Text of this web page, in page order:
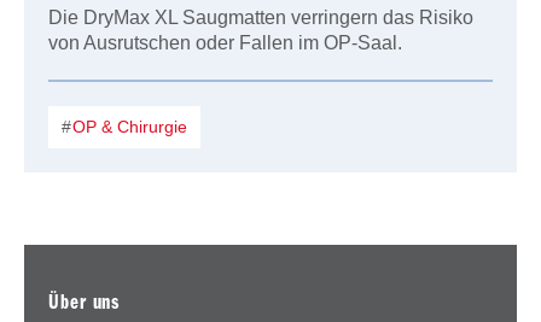
Die DryMax XL Saugmatten verringern das Risiko
von Ausrutschen oder Fallen im OP-Saal.
OP & Chirurgie
Über uns